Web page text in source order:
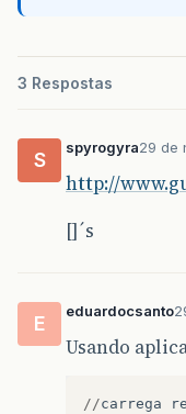
3 Respostas
S
spyrogyra29 de
http://
[]´s
E
eduardocsanto
Usando
//carrega